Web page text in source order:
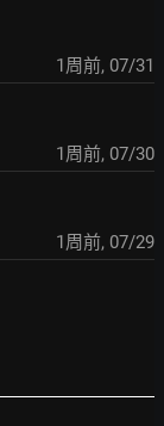
1周前, 07/31
1周前, 07/30
1周前, 07/29